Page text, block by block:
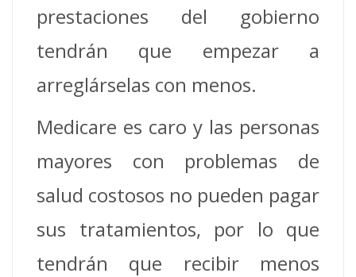
prestaciones del gobierno
tendrán que empezar a
arreglárselas con menos.
Medicare es caro y las personas
mayores con problemas de
salud costosos no pueden pagar
sus tratamientos, por lo que
tendrán que recibir menos